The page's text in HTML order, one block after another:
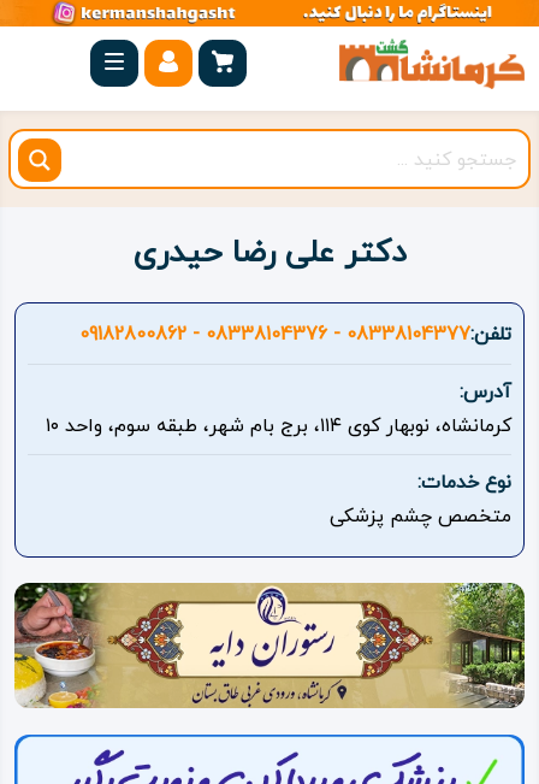
صفحه
اصلی
کرمانشاه
شهرستان
بیستون
روستاهای
هدف
اقامتگاه
ویدئو
درباره
ما
دکتر علی رضا حیدری
تلفن:08338104377 - 08338104376 - 09182800862
آدرس:
کرمانشاه، نوبهار کوی ۱۱۴، برج بام شهر، طبقه سوم، واحد ۱۰
نوع خدمات:
متخصص چشم پزشکی